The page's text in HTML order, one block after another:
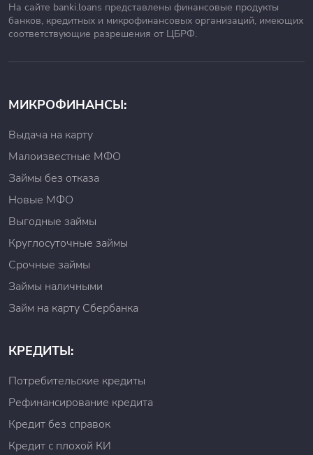
На сайте banki.loans представлены финансовые продукты
банков, кредитных и микрофинансовых организаций, имеющих
соответствующие разрешения от ЦБРФ.
МИКРОФИНАНСЫ:
Выдача на карту
Малоизвестные МФО
Займы без отказа
Новые МФО
Выгодные займы
Круглосуточные займы
Срочные займы
Займы наличными
Займ на карту Сбербанка
КРЕДИТЫ:
Потребительские кредиты
Рефинансирование кредита
Кредит без справок
Кредит с плохой КИ